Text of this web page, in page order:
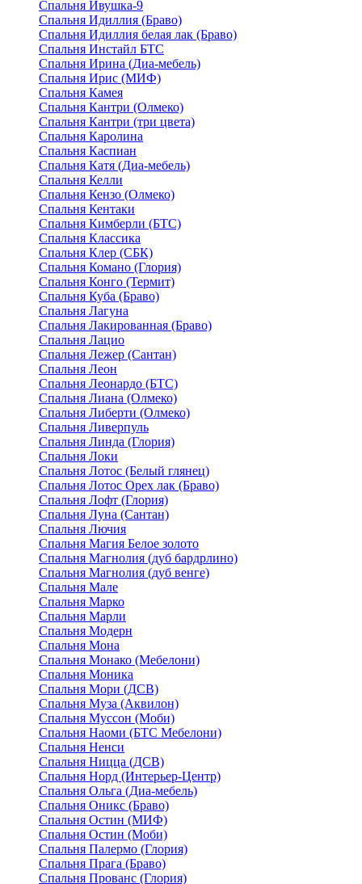
Спальня Ивушка-9
Спальня Идиллия (Браво)
Спальня Идиллия белая лак (Браво)
Спальня Инстайл БТС
Спальня Ирина (Диа-мебель)
Спальня Ирис (МИФ)
Спальня Камея
Спальня Кантри (Олмеко)
Спальня Кантри (три цвета)
Спальня Каролина
Спальня Каспиан
Спальня Катя (Диа-мебель)
Спальня Келли
Спальня Кензо (Олмеко)
Спальня Кентаки
Спальня Кимберли (БТС)
Спальня Классика
Спальня Клер (СБК)
Спальня Комано (Глория)
Спальня Конго (Термит)
Спальня Куба (Браво)
Спальня Лагуна
Спальня Лакированная (Браво)
Спальня Лацио
Спальня Лежер (Сантан)
Спальня Леон
Спальня Леонардо (БТС)
Спальня Лиана (Олмеко)
Спальня Либерти (Олмеко)
Спальня Ливерпуль
Спальня Линда (Глория)
Спальня Локи
Спальня Лотос (Белый глянец)
Спальня Лотос Орех лак (Браво)
Спальня Лофт (Глория)
Спальня Луна (Сантан)
Спальня Лючия
Спальня Магия Белое золото
Спальня Магнолия (дуб бардрлино)
Спальня Магнолия (дуб венге)
Спальня Мале
Спальня Марко
Спальня Марли
Спальня Модерн
Спальня Мона
Спальня Монако (Мебелони)
Спальня Моника
Спальня Мори (ДСВ)
Спальня Муза (Аквилон)
Спальня Муссон (Моби)
Спальня Наоми (БТС Мебелони)
Спальня Ненси
Спальня Ницца (ДСВ)
Спальня Норд (Интерьер-Центр)
Спальня Ольга (Диа-мебель)
Спальня Оникс (Браво)
Спальня Остин (МИФ)
Спальня Остин (Моби)
Спальня Палермо (Глория)
Спальня Прага (Браво)
Спальня Прованс (Глория)